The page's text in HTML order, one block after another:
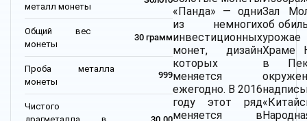
металл монеты
Общий вес
монеты
30 грамм
Проба металла
монеты
999
Чистого
«Панда» — одни
из немногих
инвестиционных
монет, дизайн
которых
меняется
ежегодно. В 2016
году этот ряд
меняется в
Зал
об
Храме
в